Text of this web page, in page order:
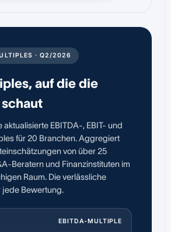
· Q2/2026
auf die die
aktualisierte EBITDA-, EBIT- und
für 20 Branchen. Aggregiert
von über 25
Beratern und Finanzinstituten im
Raum. Die verlässliche
Bewertung.
EBITDA-MULTIPLE